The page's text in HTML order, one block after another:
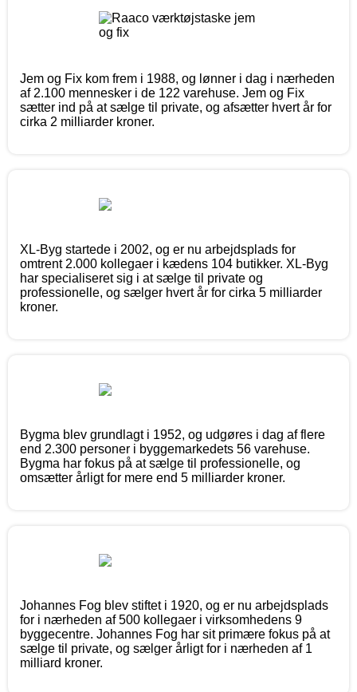
Jem og Fix kom frem i 1988, og lønner i dag i nærheden
af 2.100 mennesker i de 122 varehuse. Jem og Fix
sætter ind på at sælge til private, og afsætter hvert år for
cirka 2 milliarder kroner.
XL-Byg startede i 2002, og er nu arbejdsplads for
omtrent 2.000 kollegaer i kædens 104 butikker. XL-Byg
har specialiseret sig i at sælge til private og
professionelle, og sælger hvert år for cirka 5 milliarder
kroner.
Bygma blev grundlagt i 1952, og udgøres i dag af flere
end 2.300 personer i byggemarkedets 56 varehuse.
Bygma har fokus på at sælge til professionelle, og
omsætter årligt for mere end 5 milliarder kroner.
Johannes Fog blev stiftet i 1920, og er nu arbejdsplads
for i nærheden af 500 kollegaer i virksomhedens 9
byggecentre. Johannes Fog har sit primære fokus på at
sælge til private, og sælger årligt for i nærheden af 1
milliard kroner.